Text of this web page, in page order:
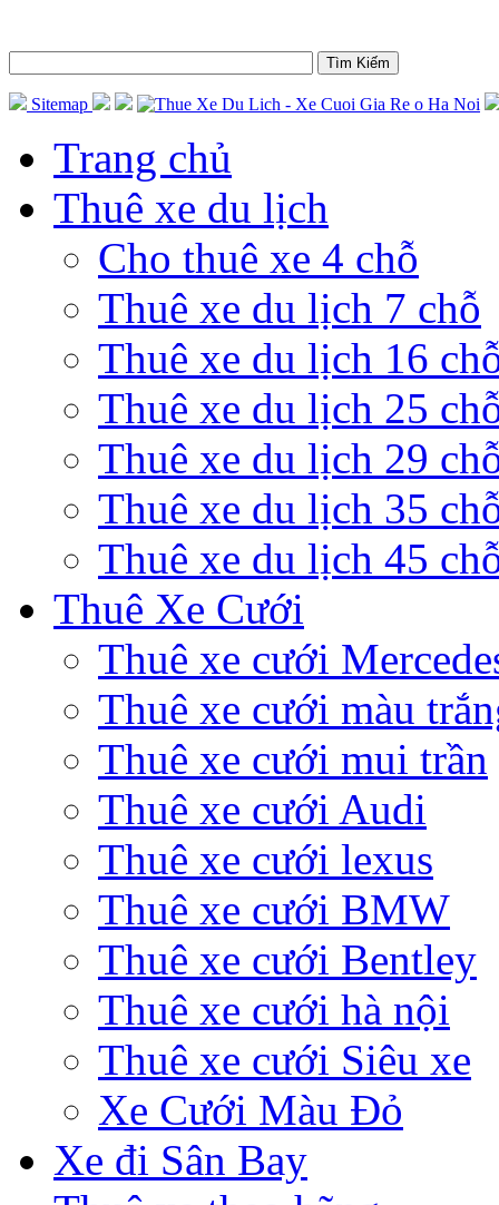
Sitemap
Trang chủ
Thuê xe du lịch
Cho thuê xe 4 chỗ
Thuê xe du lịch 7 chỗ
Thuê xe du lịch 16
Thuê xe du lịch 25
Thuê xe du lịch 29
Thuê xe du lịch 35
Thuê xe du lịch 45
Thuê Xe Cưới
Thuê xe cưới
Thuê xe cưới màu
Thuê xe cưới mui trần
Thuê xe cưới Audi
Thuê xe cưới lexus
Thuê xe cưới BMW
Thuê xe cưới Bentley
Thuê xe cưới hà nội
Thuê xe cưới Siêu xe
Xe Cưới Màu Đỏ
Xe đi Sân Bay